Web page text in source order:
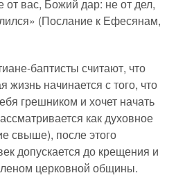
от вас, Божий дар: не от дел,
(Послание к Ефесянам,
баптисты считают, что
жизнь начинается с того, что
грешником и хочет начать
как духовное
свыше), после этого
допускается до крещения и
церковной общины.